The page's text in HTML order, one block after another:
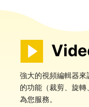
強大的視頻編輯器
的功能（裁剪、旋
為您服務。